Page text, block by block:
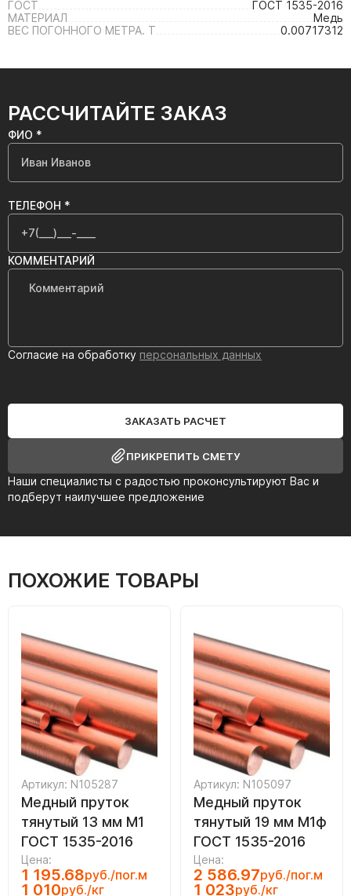
ГОСТ
ГОСТ 1535-2016
МАТЕРИАЛ
Медь
ВЕС ПОГОННОГО МЕТРА. Т
0.00717312
РАССЧИТАЙТЕ ЗАКАЗ
Наши специалисты с радостью проконсультируют Вас и
подберут наилучшее предложение
ФИО *
ТЕЛЕФОН *
КОММЕНТАРИЙ
Согласие на обработку персональных данных
ЗАКАЗАТЬ РАСЧЕТ
ПРИКРЕПИТЬ СМЕТУ
ПОХОЖИЕ ТОВАРЫ
Артикул: N105287
Медный пруток
тянутый 13 мм М1
ГОСТ 1535-2016
Цена:
1 195.68руб./пог.м
1 010руб./кг
Артикул: N105097
Медный пруток
тянутый 19 мм М1ф
ГОСТ 1535-2016
Цена:
2 586.97руб./пог.м
1 023руб./кг